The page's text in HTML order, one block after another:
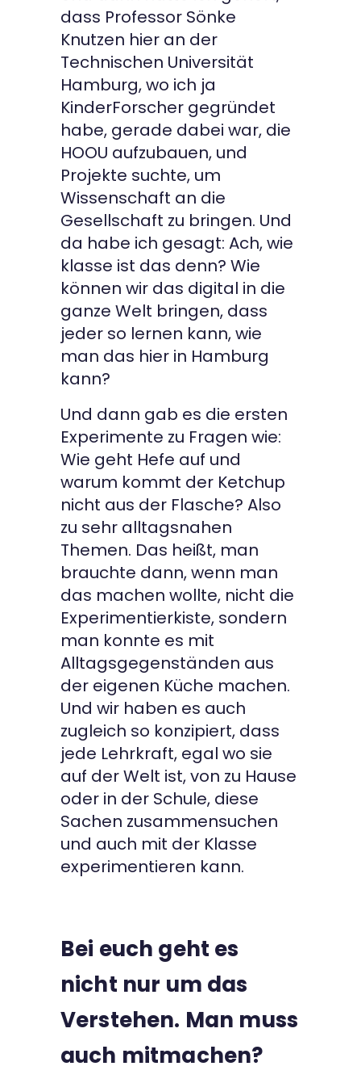
dass Professor Sönke
Knutzen hier an der
Technischen Universität
Hamburg, wo ich ja
KinderForscher gegründet
habe, gerade dabei war, die
HOOU aufzubauen, und
Projekte suchte, um
Wissenschaft an die
Gesellschaft zu bringen. Und
da habe ich gesagt: Ach, wie
klasse ist das denn? Wie
können wir das digital in die
ganze Welt bringen, dass
jeder so lernen kann, wie
man das hier in Hamburg
kann?
Und dann gab es die ersten
Experimente zu Fragen wie:
Wie geht Hefe auf und
warum kommt der Ketchup
nicht aus der Flasche? Also
zu sehr alltagsnahen
Themen. Das heißt, man
brauchte dann, wenn man
das machen wollte, nicht die
Experimentierkiste, sondern
man konnte es mit
Alltagsgegenständen aus
der eigenen Küche machen.
Und wir haben es auch
zugleich so konzipiert, dass
jede Lehrkraft, egal wo sie
auf der Welt ist, von zu Hause
oder in der Schule, diese
Sachen zusammensuchen
und auch mit der Klasse
experimentieren kann.
Bei euch geht es
nicht nur um das
Verstehen. Man muss
auch mitmachen?